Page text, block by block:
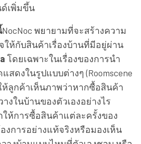
เพิ่มขึ้น
NocNoc พยายามที่จะสร้างความ
ให้กับสินค้าเรื่องบ้านที่มีอยู่ผ่าน
โดยเฉพาะในเรื่องของการนำ
สดงในรูปแบบต่างๆ (Roomscene
ห้ลูกค้าเห็นภาพว่าหากซื้อสินค้า
งในบ้านของตัวเองอย่างไร
ให้การซื้อสินค้าแต่ละครั้งของ
งการอย่างแท้จริงหรือมองเห็น